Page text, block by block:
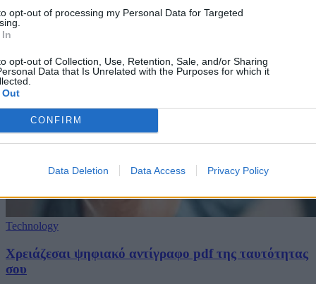
opt-out of processing my Personal Data for Targeted
opt-out of Collection, Use, Retention, Sale, and/or Sharing
Data that Is Unrelated with the Purposes for which it
CONFIRM
Data Deletion Data Access Privacy Policy
Technology
Χρειάζεσαι ψηφιακό αντίγραφο pdf της ταυτότητας
σου